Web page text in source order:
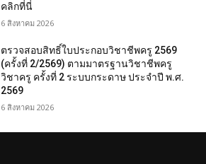
คลิกที่นี่
6 สิงหาคม 2026
ตรวจสอบสิทธิ์ใบประกอบวิชาชีพครู 2569
(ครั้งที่ 2/2569) ตามมาตรฐานวิชาชีพครู
วิชาครู ครั้งที่ 2 ระบบกระดาษ ประจำปี พ.ศ.
2569
6 สิงหาคม 2026